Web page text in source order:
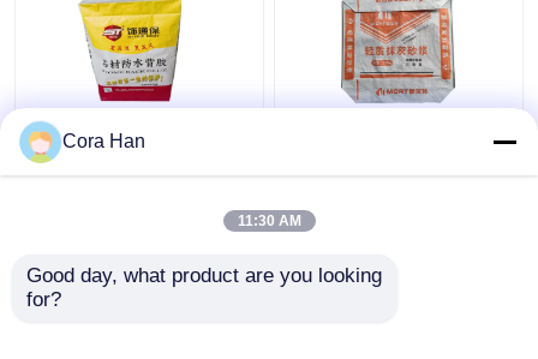
ถุงวาล์ว PP ทอเคลือบ
BOPP กันความชื้น
กก. กาวด้านหลังหินผสม
20kg 25kg มอร์ตาร์ผสม
แห้ง
Cora Han
11:30 AM
Good day, what product are you looking
for?